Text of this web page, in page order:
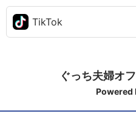
TikTok
ぐっち夫婦オ
Powered